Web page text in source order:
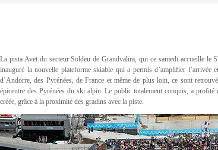
La pista Avet du secteur Soldeu de Grandvalira, qui ce samedi accueille
inauguré la nouvelle plateforme skiable qui a permis d’amplifier l’arrivée
d’Andorre, des Pyrénées, de France et même de plus loin, ce sont
épicentre des Pyrénées du ski alpin. Le public totalement conquis, a
créée, grâce à la proximité des gradins avec la piste.